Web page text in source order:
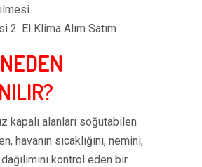
2. El Klima Alım Satım
kapalı alanları soğutabilen
havanın sıcaklığını, nemini,
kontrol eden bir